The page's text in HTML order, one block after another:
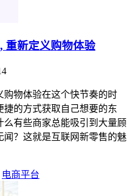
重新定义购物体验
购物体验在这个快节奏的时
的方式获取自己想要的东
么有些商家总能吸引到大量顾
闻？这就是互联网新零售的魅
电商平台